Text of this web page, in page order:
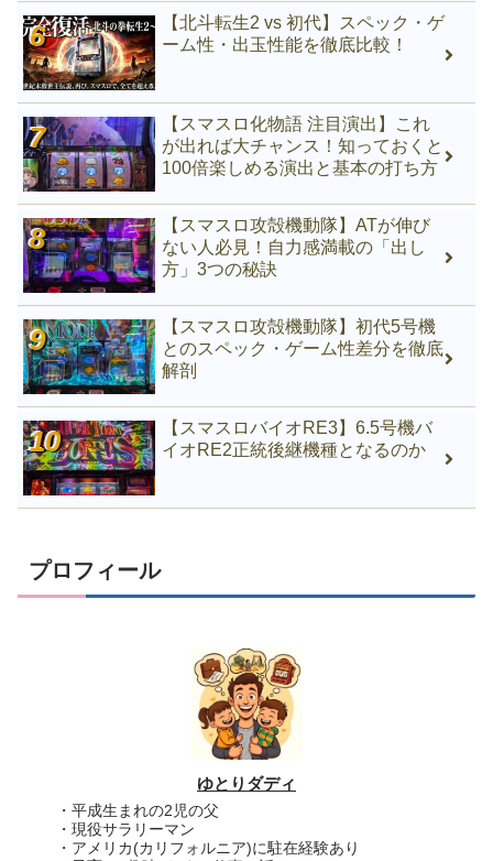
【北斗転生2 vs 初代】スペック・ゲ
ーム性・出玉性能を徹底比較！
【スマスロ化物語 注目演出】これ
が出れば大チャンス！知っておくと
100倍楽しめる演出と基本の打ち方
【スマスロ攻殻機動隊】ATが伸び
ない人必見！自力感満載の「出し
方」3つの秘訣
【スマスロ攻殻機動隊】初代5号機
とのスペック・ゲーム性差分を徹底
解剖
【スマスロバイオRE3】6.5号機バ
イオRE2正統後継機種となるのか
プロフィール
ゆとりダディ
・平成生まれの2児の父
・現役サラリーマン
・アメリカ(カリフォルニア)に駐在経験あり